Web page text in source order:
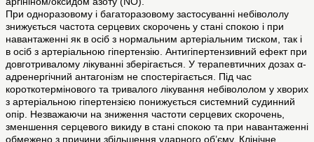
При одноразовому і багаторазовому застосуванні небівололу
знижується частота серцевих скорочень у стані спокою і при
навантаженні як в осіб з нормальним артеріальним тиском, так і
в осіб з артеріальною гіпертензію. Антигіпертензивний ефект при
довготривалому лікуванні зберігається. У терапевтичних дозах α-
адренергічний антагонізм не спостерігається. Під час
короткотермінового та тривалого лікування небівололом у хворих
з артеріальною гіпертензією понижується системний судинний
опір. Незважаючи на зниження частоти серцевих скорочень,
зменшення серцевого викиду в стані спокою та при навантаженні
обмежено з причини збільшення ударного об’єму. Клінічне